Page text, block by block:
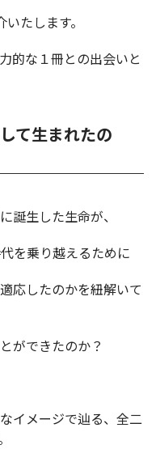
たします。
的な１冊との出会いと
て生まれたの
誕生した生命が、
を乗り越えるために
応したのかを紐解いて
ができたのか？
イメージで辿る、全二